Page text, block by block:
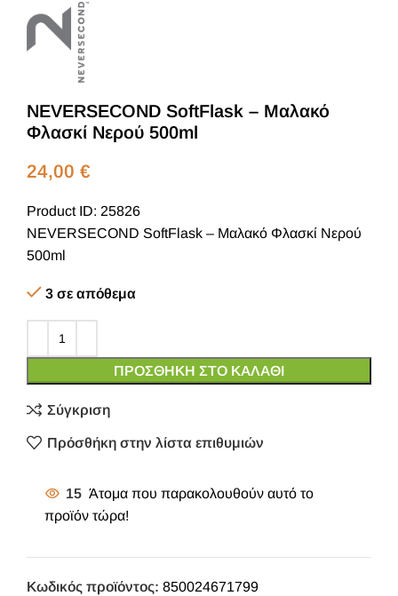
NEVERSECOND SoftFlask – Μαλακό
Φλασκί Νερού 500ml
24,00 €
Product ID: 25826
NEVERSECOND SoftFlask – Μαλακό Φλασκί Νερού
500ml
3 σε απόθεμα
ΠΡΟΣΘΉΚΗ ΣΤΟ ΚΑΛΆΘΙ
Σύγκριση
Πρόσθήκη στην λίστα επιθυμιών
15 Άτομα που παρακολουθούν αυτό το
προϊόν τώρα!
Κωδικός προϊόντος: 850024671799